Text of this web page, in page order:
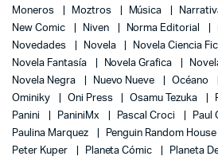
Moneros
Moztros Música
New Comic
Niven Norma Editorial
Novedades
Novela
Novela Ciencia
Novela Fantasía
Novela Grafica
Novela Negra
Nuevo Nueve Océano
Ominiky
Oni Press Osamu Tezuka
Panini
PaniniMx Pascal Croci Paul
Paulina Marquez
Penguin Random House
Peter Kuper
Planeta Cómic Planeta